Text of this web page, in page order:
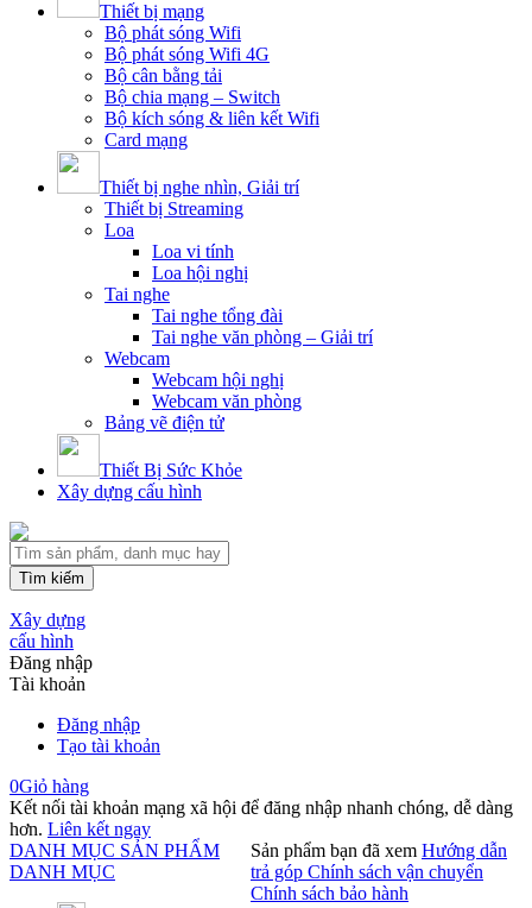
Thiết bị mạng
Bộ phát sóng Wifi
Bộ phát sóng Wifi 4G
Bộ cân bằng tải
Bộ chia mạng – Switch
Bộ kích sóng & liên kết Wifi
Card mạng
Thiết bị nghe nhìn, Giải trí
Thiết bị Streaming
Loa
Loa vi tính
Loa hội nghị
Tai nghe
Tai nghe tổng đài
Tai nghe văn phòng – Giải trí
Webcam
Webcam hội nghị
Webcam văn phòng
Bảng vẽ điện tử
Thiết Bị Sức Khỏe
Xây dựng cấu hình
Tìm kiếm
Xây dựng
cấu hình
Đăng nhập
Tài khoản
Đăng nhập
Tạo tài khoản
0Giỏ hàng
Kết nối tài khoản mạng xã hội để đăng nhập nhanh chóng, dễ dàng
hơn. Liên kết ngay
DANH MỤC SẢN PHẨM
DANH MỤC
Sản phẩm bạn đã xem Hướng dẫn
trả góp Chính sách vận chuyển
Chính sách bảo hành